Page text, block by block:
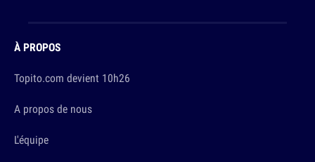
À PROPOS
Topito.com devient 10h26
A propos de nous
L'équipe